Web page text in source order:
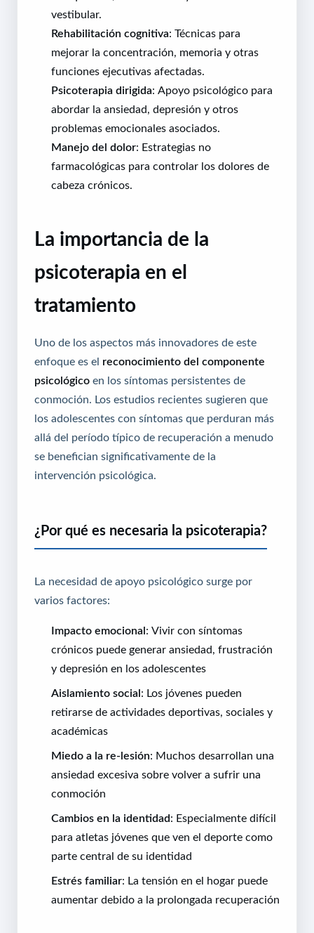
vestibular.
Rehabilitación cognitiva: Técnicas para
mejorar la concentración, memoria y otras
funciones ejecutivas afectadas.
Psicoterapia dirigida: Apoyo psicológico para
abordar la ansiedad, depresión y otros
problemas emocionales asociados.
Manejo del dolor: Estrategias no
farmacológicas para controlar los dolores de
cabeza crónicos.
La importancia de la
psicoterapia en el
tratamiento
Uno de los aspectos más innovadores de este
enfoque es el reconocimiento del componente
psicológico en los síntomas persistentes de
conmoción. Los estudios recientes sugieren que
los adolescentes con síntomas que perduran más
allá del período típico de recuperación a menudo
se benefician significativamente de la
intervención psicológica.
¿Por qué es necesaria la psicoterapia?
La necesidad de apoyo psicológico surge por
varios factores:
Impacto emocional: Vivir con síntomas
crónicos puede generar ansiedad, frustración
y depresión en los adolescentes
Aislamiento social: Los jóvenes pueden
retirarse de actividades deportivas, sociales y
académicas
Miedo a la re-lesión: Muchos desarrollan una
ansiedad excesiva sobre volver a sufrir una
conmoción
Cambios en la identidad: Especialmente difícil
para atletas jóvenes que ven el deporte como
parte central de su identidad
Estrés familiar: La tensión en el hogar puede
aumentar debido a la prolongada recuperación